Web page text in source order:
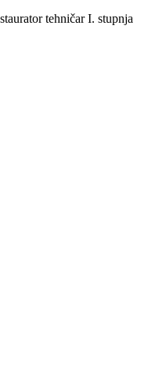
tehničar I. stupnja